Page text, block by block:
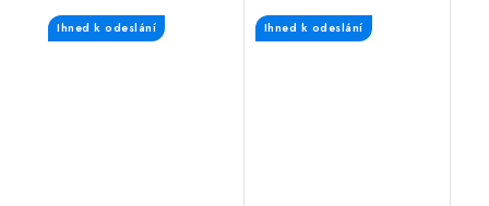
určená pro spojení mezi
spalinovým hrdlem
Ihned k odeslání Ihned k odeslání